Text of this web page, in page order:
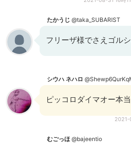
たかうじ @taka_SUBARIST
フリーザ様でさえゴル
シウハ ネハロ
ピッコロダイマオー本
2021-
むごっほ @bajeentio